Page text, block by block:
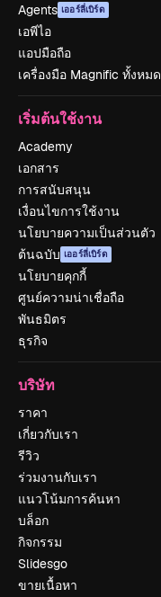
Agents เออร์ลี่เบิร์ด
เอพีไอ
แอปมือถือ
เครื่องมือ Magnific ทั้งหมด
เริ่มต้นใช้งาน
Academy
เอกสาร
การสนับสนุน
เงื่อนไขการใช้งาน
นโยบายความเป็นส่วนตัว
ต้นฉบับ เออร์ลี่เบิร์ด
นโยบายคุกกี้
ศูนย์ความน่าเชื่อถือ
พันธมิตร
ธุรกิจ
บริษัท
ราคา
เกี่ยวกับเรา
รีวิว
ร่วมงานกับเรา
แนวโน้มการค้นหา
บล็อก
กิจกรรม
Slidesgo
ขายเนื้อหา